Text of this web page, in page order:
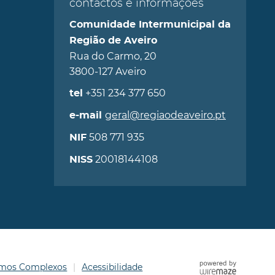
contactos e informações
Comunidade Intermunicipal da
Região de Aveiro
Rua do Carmo, 20
3800-127 Aveiro
tel +351 234 377 650
e-mail geral@regiaodeaveiro.pt
NIF508 771 935
NISS20018144108
Complexos Acessibilidade